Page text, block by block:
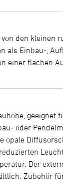
den kleinen
als Einbau-,
einer flachen
geeignet
oder
opale
Der
Zubehör